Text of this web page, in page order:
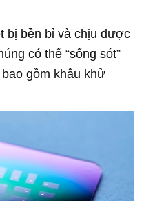
bị bền bỉ và chịu được
có thể “sống sót”
gồm khâu khử